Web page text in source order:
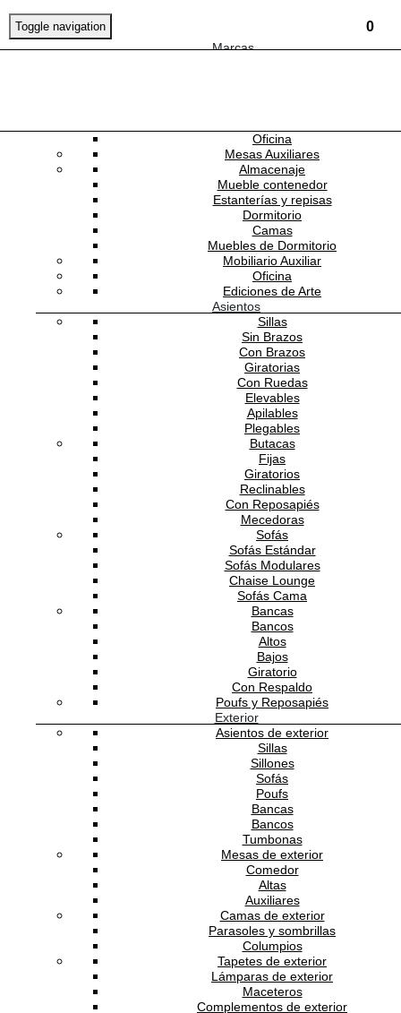
0
Toggle navigation
Marcas
Oficina
Mesas Auxiliares
Almacenaje
Mueble contenedor
Estanterías y repisas
Dormitorio
Camas
Muebles de Dormitorio
Mobiliario Auxiliar
Oficina
Ediciones de Arte
Asientos
Sillas
Sin Brazos
Con Brazos
Giratorias
Con Ruedas
Elevables
Apilables
Plegables
Butacas
Fijas
Giratorios
Reclinables
Con Reposapiés
Mecedoras
Sofás
Sofás Estándar
Sofás Modulares
Chaise Lounge
Sofás Cama
Bancas
Bancos
Altos
Bajos
Giratorio
Con Respaldo
Poufs y Reposapiés
Exterior
Asientos de exterior
Sillas
Sillones
Sofás
Poufs
Bancas
Bancos
Tumbonas
Mesas de exterior
Comedor
Altas
Auxiliares
Camas de exterior
Parasoles y sombrillas
Columpios
Tapetes de exterior
Lámparas de exterior
Maceteros
Complementos de exterior
CUMELLAS
Gregal Bone
NUEVO
16,110.00
-
Añadir a la cesta
Detalles de producto
Gregal es una alfombra tejida a mano con fibra de PET, que se caracteriza
una paleta de colores puros y brillantes. El PET es un material que proviene
los envases de plástico que, a partir de su reciclaje, se transforma en una
que puede utilizarse para la confección de alfombras. Damos una segunda
vida a estos materiales y obtenemos alfombras sostenibles y respetuosas
el planeta. Este material y la calidad de su trama la hacen perfecta para
entornos de alto tránsito que buscan un toque de color vivo y frescura en
cualquier opción decorativa.
Descripción técnica
Tiempo de entrega De 14 a 16 semanas
Beige
NEWSLETTER
He leído y acepto la política de privacidad
ATENCIÓN AL CLIENTE